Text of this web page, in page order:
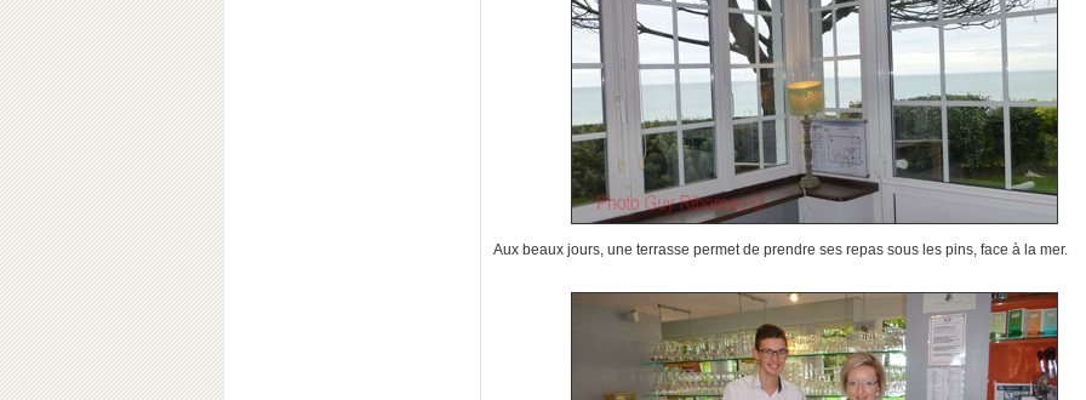
Aux beaux jours, une terrasse permet de prendre ses repas sous les pins, face à la mer.